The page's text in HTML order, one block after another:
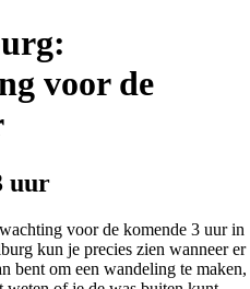
voor de
uur
voor de komende 3 uur in
kun je precies zien wanneer er
bent om een wandeling te maken,